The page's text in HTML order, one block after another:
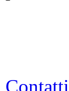
Contatti